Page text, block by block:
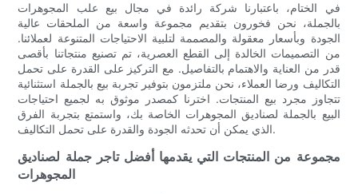
في الختام، باعتبارنا شركة رائدة في مجال بيع علب المجوهرات
بالجملة، نحن فخورون بتقديم مجموعة واسعة من الملحقات عالية
الجودة وبأسعار معقولة والمصممة لتلبية الاحتياجات المتنوعة لعملائنا.
من التصميمات الخالدة إلى القطع العصرية، تم تصنيع منتجاتنا بأقصى
قدر من العناية والاهتمام بالتفاصيل. مع التركيز على القدرة على تحمل
التكاليف ورضا العملاء، نحن ملتزمون بتوفير تجربة بيع بالجملة استثنائية
تتجاوز مجرد بيع المنتجات. اخترنا كمصدر موثوق به لجميع احتياجات
البيع بالجملة لصناديق المجوهرات الخاصة بك، واستمتع بتجربة الفرق
الذي يمكن أن تحدثه الجودة والقدرة على تحمل التكاليف.
مجموعة من المنتجات التي يقدمها أفضل تاجر جملة لصناديق
المجوهرات